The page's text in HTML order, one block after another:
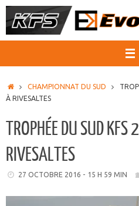
Passer
au
ACCUEIL
CHAMPIONNAT DU SUD
À RIVESALTES
TROPHÉE DU SUD
RIVESALTES
27 OCTOBRE 2016 - 15 H 59 MIN